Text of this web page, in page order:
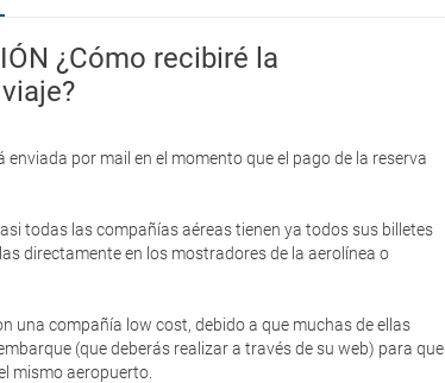
¿Cómo recibiré la
por mail en el momento que el pago de la reserva
todas las compañías aéreas tienen ya todos sus billetes
directamente en los mostradores de la aerolínea o
una compañía low cost, debido a que muchas de ellas
(que deberás realizar a través de su web) para que
mismo aeropuerto.